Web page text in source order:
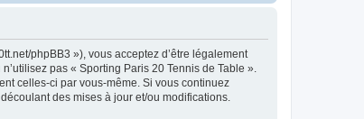
phpBB3 »), vous acceptez d’être légalement
pas « Sporting Paris 20 Tennis de Table ».
celles-ci par vous-même. Si vous continuez
des mises à jour et/ou modifications.